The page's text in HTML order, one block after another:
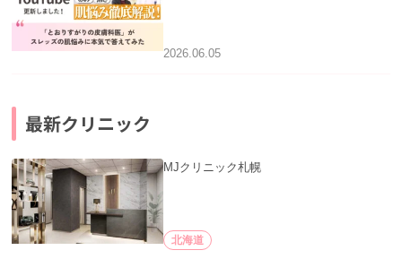
公開いたしました。
2026.06.05
最新クリニック
MJクリニック札幌
北海道